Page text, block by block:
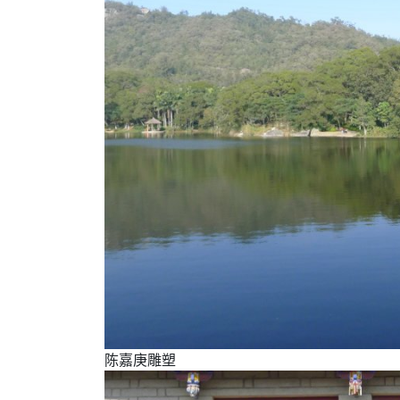
陈嘉庚雕塑